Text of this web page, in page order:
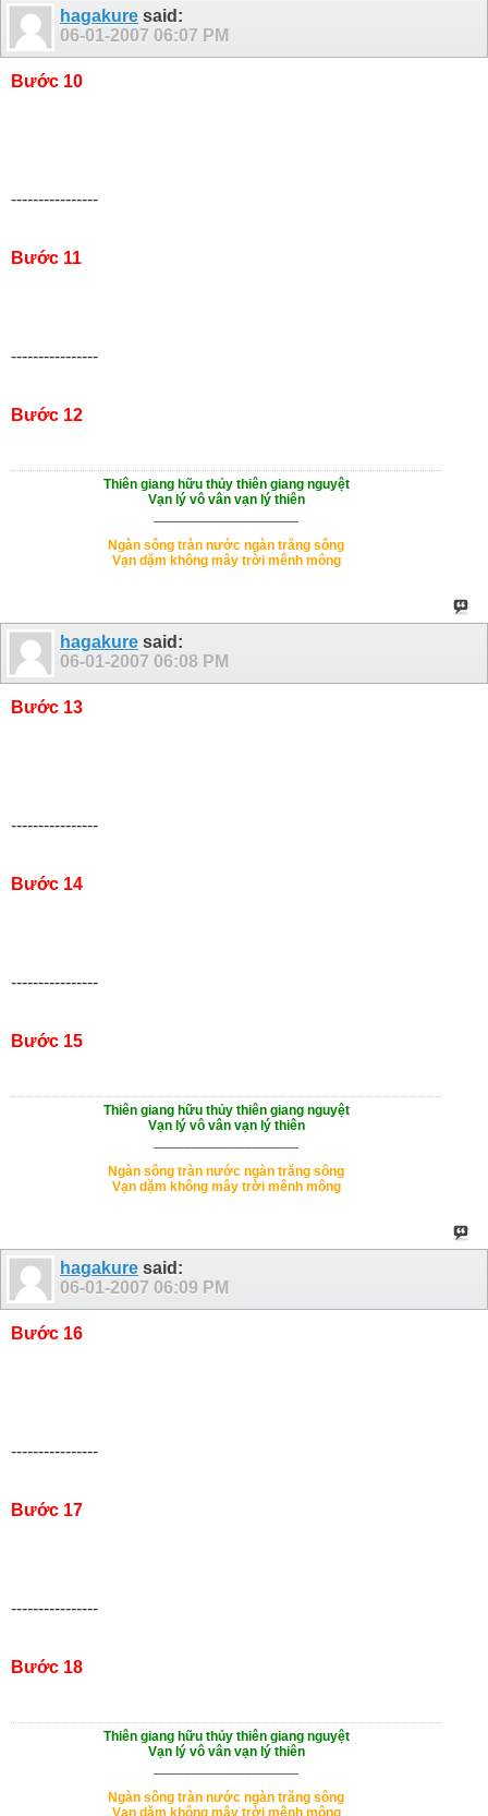
hagakure said:
06-01-2007 06:07 PM
Bước 10
----------------
Bước 11
----------------
Bước 12
Thiên giang hữu thủy thiên giang nguyệt
Vạn lý vô vân vạn lý thiên
Ngàn sông tràn nước ngàn trăng sông
Vạn dặm không mây trời mênh mông
hagakure said:
06-01-2007 06:08 PM
Bước 13
----------------
Bước 14
----------------
Bước 15
Thiên giang hữu thủy thiên giang nguyệt
Vạn lý vô vân vạn lý thiên
Ngàn sông tràn nước ngàn trăng sông
Vạn dặm không mây trời mênh mông
hagakure said:
06-01-2007 06:09 PM
Bước 16
----------------
Bước 17
----------------
Bước 18
Thiên giang hữu thủy thiên giang nguyệt
Vạn lý vô vân vạn lý thiên
Ngàn sông tràn nước ngàn trăng sông
Vạn dặm không mây trời mênh mông